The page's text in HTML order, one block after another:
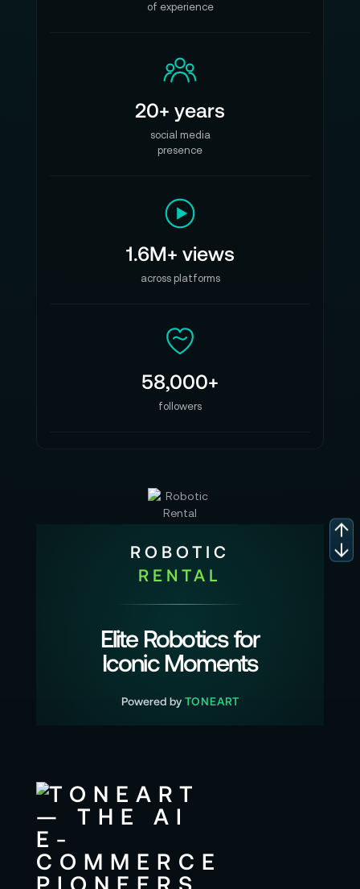
of experience
20+ years
social media
presence
1.6M+ views
across platforms
58,000+
followers
ROBOTIC
RENTAL
Elite Robotics for
Iconic Moments
Powered by TONEART